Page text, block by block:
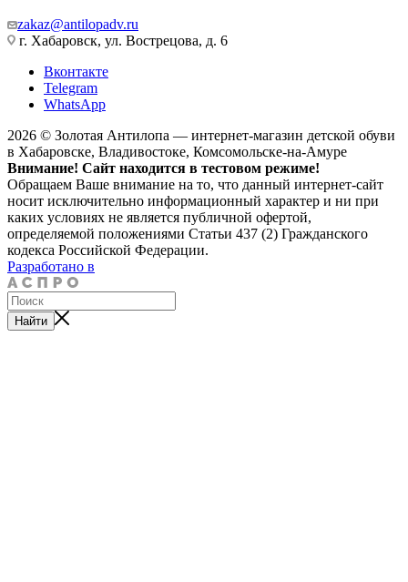
zakaz@antilopadv.ru
г. Хабаровск, ул. Вострецова, д. 6
Вконтакте
Telegram
WhatsApp
2026 © Золотая Антилопа — интернет-магазин детской обуви
в Хабаровске, Владивостоке, Комсомольске-на-Амуре
Внимание! Сайт находится в тестовом режиме!
Обращаем Ваше внимание на то, что данный интернет-сайт
носит исключительно информационный характер и ни при
каких условиях не является публичной офертой,
определяемой положениями Статьи 437 (2) Гражданского
кодекса Российской Федерации.
Разработано в
Найти